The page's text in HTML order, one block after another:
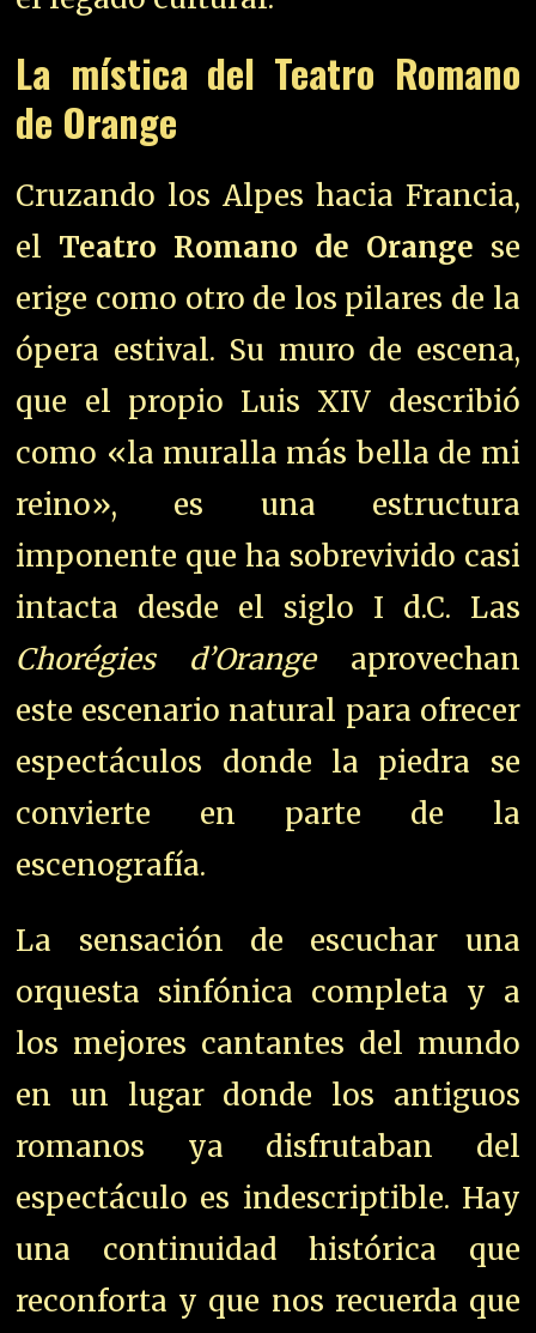
La mística del Teatro Romano
de Orange
Cruzando los Alpes hacia Francia,
el Teatro Romano de Orange se
erige como otro de los pilares de la
ópera estival. Su muro de escena,
que el propio Luis XIV describió
como «la muralla más bella de mi
reino», es una estructura
imponente que ha sobrevivido casi
intacta desde el siglo I d.C. Las
Chorégies d’Orangeaprovechan
este escenario natural para ofrecer
espectáculos donde la piedra se
convierte en parte de la
escenografía.
La sensación de escuchar una
orquesta sinfónica completa y a
los mejores cantantes del mundo
en un lugar donde los antiguos
romanos ya disfrutaban del
espectáculo es indescriptible. Hay
una continuidad histórica que
reconforta y que nos recuerda que